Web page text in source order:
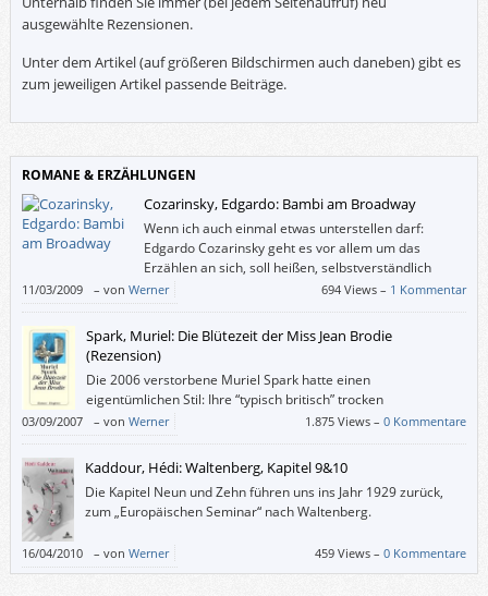
ausgewählte Rezensionen.
Unter dem Artikel (auf größeren Bildschirmen auch daneben) gibt es
zum jeweiligen Artikel passende Beiträge.
ROMANE & ERZÄHLUNGEN
Cozarinsky, Edgardo: Bambi am Broadway
Wenn ich auch einmal etwas unterstellen darf:
Edgardo Cozarinsky geht es vor allem um das
Erzählen an sich, soll heißen, selbstverständlich
schreibt er über etwas – das zumeist absurd ist –,
aber noch mehr reizt ihn das Wie.
11/03/2009 – von Werner 694 Views – 1 Kommentar
Spark, Muriel: Die Blütezeit der Miss Jean Brodie
(Rezension)
Die 2006 verstorbene Muriel Spark hatte einen
eigentümlichen Stil: Ihre “typisch britisch” trocken
geschriebenen Romane erwecken oft den Eindruck, sie wären
chaotisch (oder nur sehr vage konstruiert), und man könnte spekulieren,
ob Spark eine Herrin des Chaos oder eine Meisterin des subtilen Aufbaus
gewesen ist.
03/09/2007 – von Werner 1.875 Views –0 Kommentare
Kaddour, Hédi: Waltenberg, Kapitel 9&10
Die Kapitel Neun und Zehn führen uns ins Jahr 1929 zurück,
zum „Europäischen Seminar“ nach Waltenberg.
16/04/2010 – von Werner 459 Views –0 Kommentare